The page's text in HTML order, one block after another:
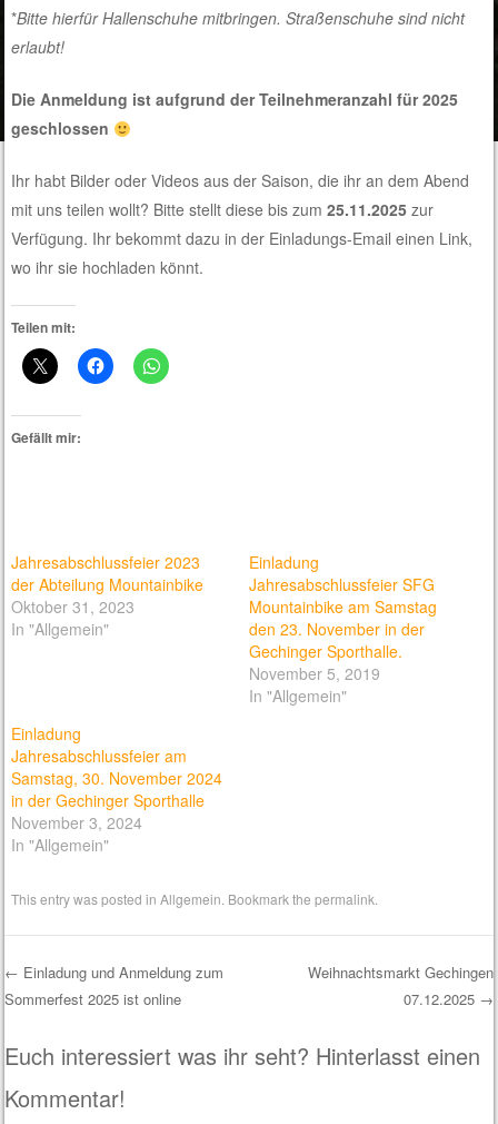
*Bitte hierfür Hallenschuhe mitbringen. Straßenschuhe sind nicht
erlaubt!
Die Anmeldung ist aufgrund der Teilnehmeranzahl für 2025
geschlossen
Ihr habt Bilder oder Videos aus der Saison, die ihr an dem Abend
mit uns teilen wollt? Bitte stellt diese bis zum25.11.2025 zur
Verfügung. Ihr bekommt dazu in der Einladungs-Email einen Link,
wo ihr sie hochladen könnt.
Teilen mit:
Gefällt mir:
Jahresabschlussfeier 2023
der Abteilung Mountainbike
Oktober 31, 2023
In "Allgemein"
Einladung
Jahresabschlussfeier SFG
Mountainbike am Samstag
den 23. November in der
Gechinger Sporthalle.
November 5, 2019
In "Allgemein"
Einladung
Jahresabschlussfeier am
Samstag, 30. November 2024
in der Gechinger Sporthalle
November 3, 2024
In "Allgemein"
This entry was posted inAllgemein. Bookmark thepermalink.
Post navigation
← Einladung und Anmeldung zum
Sommerfest 2025 ist online
Weihnachtsmarkt Gechingen
07.12.2025 →
Euch interessiert was ihr seht? Hinterlasst einen
Kommentar!